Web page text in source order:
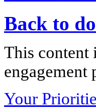
Back to
This content
Your